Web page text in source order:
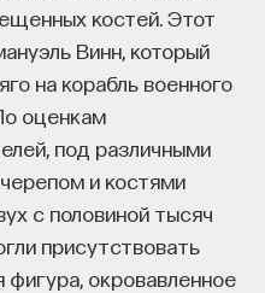
костей. Этот
Винн, который
на корабль военного
оценкам
под различными
и костями
с половиной тысяч
присутствовать
окровавленное